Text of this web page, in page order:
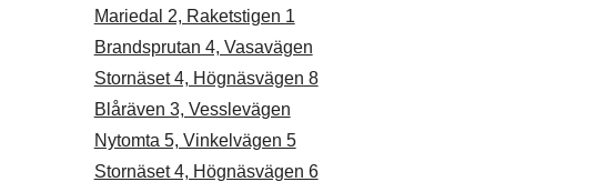
Mariedal 2, Raketstigen 1
Brandsprutan 4, Vasavägen
Stornäset 4, Högnäsvägen 8
Blåräven 3, Vesslevägen
Nytomta 5, Vinkelvägen 5
Stornäset 4, Högnäsvägen 6